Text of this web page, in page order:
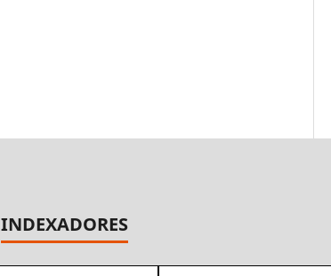
INDEXADORES